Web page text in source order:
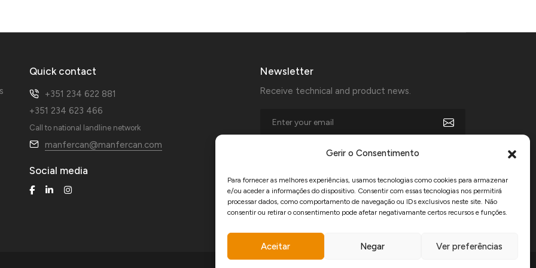
Gerir o Consentimento
Para fornecer as melhores experiências, usamos tecnologias como cookies para armazenar
e/ou aceder a informações do dispositivo. Consentir com essas tecnologias nos permitirá
processar dados, como comportamento de navegação ou IDs exclusivos neste site. Não
consentir ou retirar o consentimento pode afetar negativamante certos recursos e funções.
Aceitar Negar Ver preferências
Quick contact
+351 234 622 881
+351 234 623 466
Call to national landline network
manfercan@manfercan.com
Social media
Newsletter
Receive technical and product news.
Manfercan and declare that I have read and accept the
www.recuperarportugal.gov.pt